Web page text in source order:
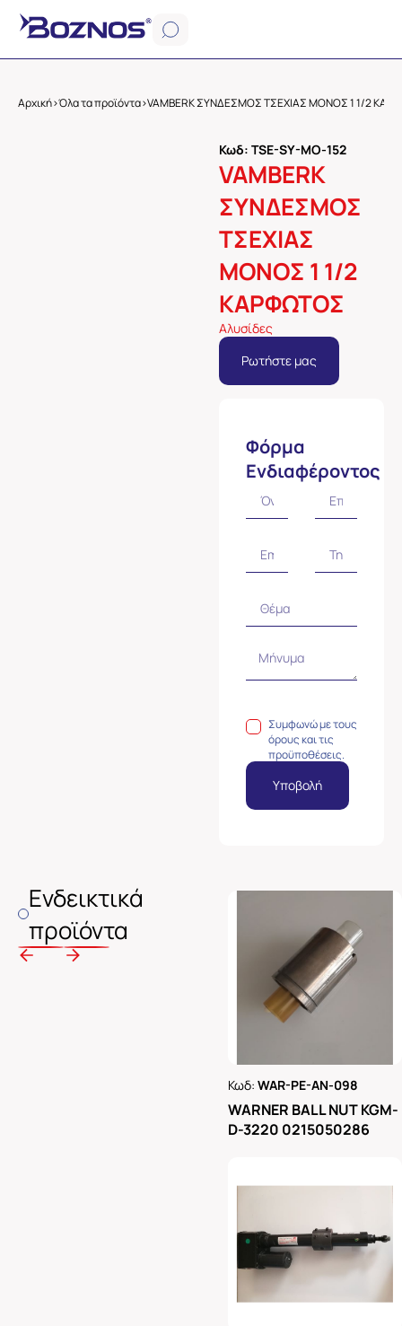
Αρχική>Όλα τα προϊόντα>VAMBERK ΣΥΝΔΕΣΜΟΣ ΤΣΕΧΙΑΣ ΜΟΝΟΣ 1 1/2
Κωδ: TSE-SY-MO-152
VAMBERK
ΣΥΝΔΕΣΜΟΣ
ΤΣΕΧΙΑΣ
ΜΟΝΟΣ 1 1/2
ΚΑΡΦΩΤΟΣ
Αλυσίδες
Ρωτήστε μας
Φόρμα
Ενδιαφέροντος
Συμφωνώ με τους
όρους και τις
προϋποθέσεις.
Υποβολή
Ενδεικτικά
προϊόντα
Κωδ:WAR-PE-AN-098
WARNER BALL NUT KGM-
D-3220 0215050286